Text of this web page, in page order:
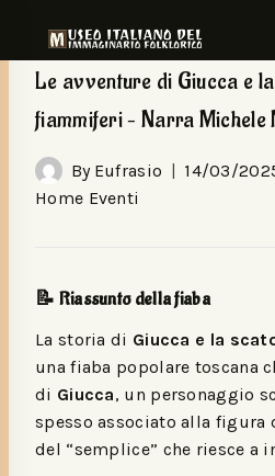
HOME EVENTI
Le avventure di Giucca e
fiammiferi – Narra Michele
By Eufrasio 14/03/
Home Eventi
📝 Riassunto della fiaba
La storia di Giucca e la
una fiaba popolare toscana
di Giucca, un personaggio
spesso associato alla figura
del “semplice” che riesce a